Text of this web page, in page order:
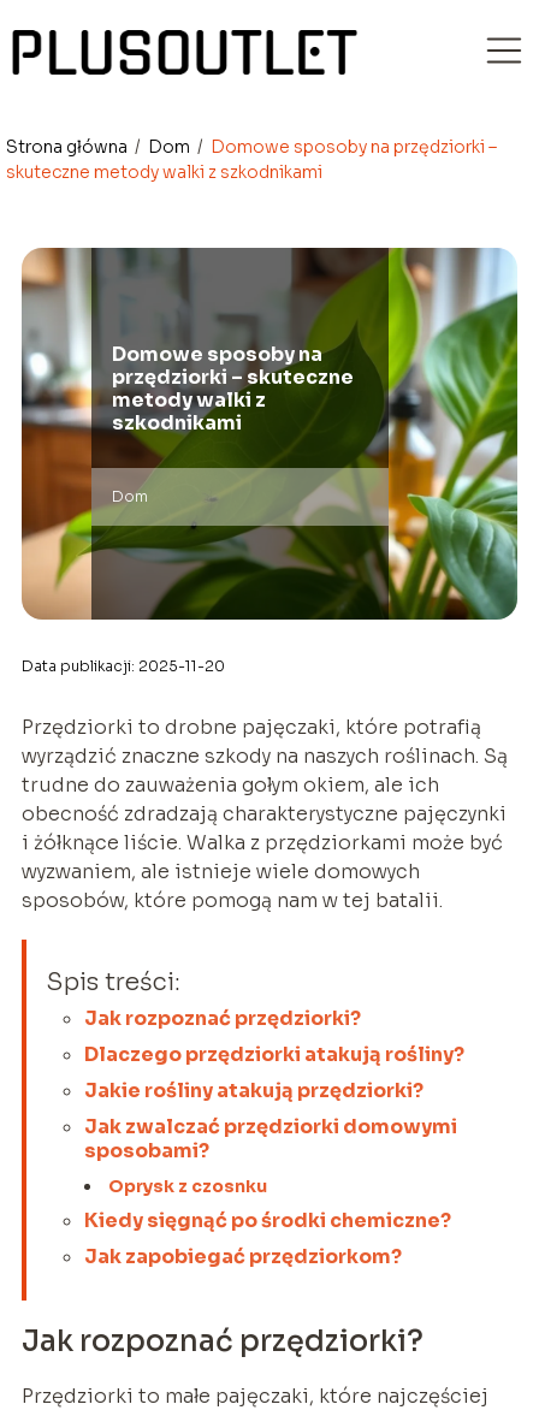
Strona główna / Dom / Domowe sposoby na przędziorki –
skuteczne metody walki z szkodnikami
Domowe sposoby na
przędziorki – skuteczne
metody walki z
szkodnikami
Dom
Data publikacji: 2025-11-20
Przędziorki to drobne pajęczaki, które potrafią
wyrządzić znaczne szkody na naszych roślinach. Są
trudne do zauważenia gołym okiem, ale ich
obecność zdradzają charakterystyczne pajęczynki
i żółknące liście. Walka z przędziorkami może być
wyzwaniem, ale istnieje wiele domowych
sposobów, które pomogą nam w tej batalii.
Spis treści:
Jak rozpoznać przędziorki?
Dlaczego przędziorki atakują rośliny?
Jakie rośliny atakują przędziorki?
Jak zwalczać przędziorki domowymi
sposobami?
Oprysk z czosnku
Kiedy sięgnąć po środki chemiczne?
Jak zapobiegać przędziorkom?
Jak rozpoznać przędziorki?
Przędziorki to małe pajęczaki, które najczęściej